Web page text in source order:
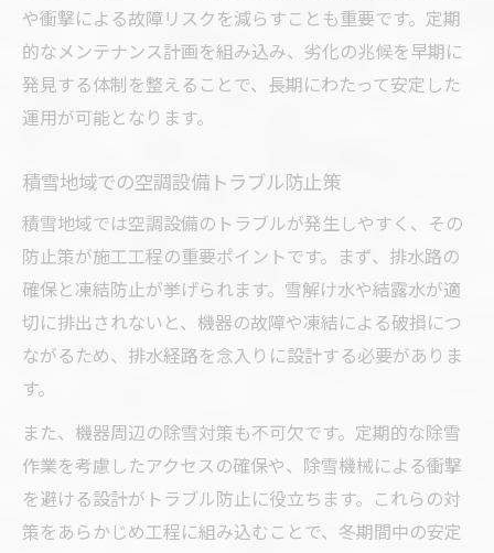
や衝撃による故障リスクを減らすことも重要です。定期
的なメンテナンス計画を組み込み、劣化の兆候を早期に
発見する体制を整えることで、長期にわたって安定した
運用が可能となります。
積雪地域での空調設備トラブル防止策
積雪地域では空調設備のトラブルが発生しやすく、その
防止策が施工工程の重要ポイントです。まず、排水路の
確保と凍結防止が挙げられます。雪解け水や結露水が適
切に排出されないと、機器の故障や凍結による破損につ
ながるため、排水経路を念入りに設計する必要がありま
す。
また、機器周辺の除雪対策も不可欠です。定期的な除雪
作業を考慮したアクセスの確保や、除雪機械による衝撃
を避ける設計がトラブル防止に役立ちます。これらの対
策をあらかじめ工程に組み込むことで、冬期間中の安定